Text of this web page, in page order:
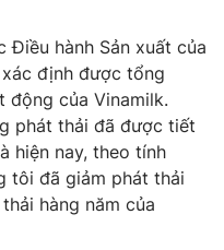
Điều hành Sản xuất của
định được tổng
động của Vinamilk.
phát thải đã được tiết
hiện nay, theo tính
tôi đã giảm phát thải
hàng năm của